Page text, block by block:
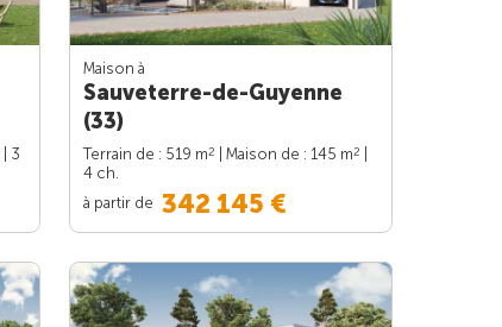
| 3
Maison à
Sauveterre-de-Guyenne
(33)
Terrain de : 519 m2 | Maison de : 145 m2
4 ch.
à partir de 342 145 €